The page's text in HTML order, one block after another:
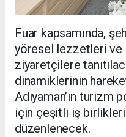
Fuar kapsamında,
yöresel lezzetleri ve
ziyaretçilere
dinamiklerinin
Adıyaman’ın turizm
için çeşitli iş
düzenlenecek.